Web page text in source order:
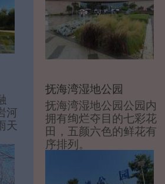
河
天
抚海湾湿地公园
抚海湾湿地公园公园内
拥有绚烂夺目的七彩花
田，五颜六色的鲜花有
序排列。